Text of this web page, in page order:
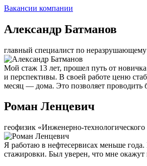
Вакансии компании
Александр Батманов
главный специалист по
Мой стаж 13 лет, прошел путь от
и перспективы. В своей работе ценю
месяц — дома. Это позволяет проводить
Роман Ленцевич
геофизик «Инженерно-технологического
Я работаю в нефтесервисах меньше
стажировки. Был уверен, что мне окажут